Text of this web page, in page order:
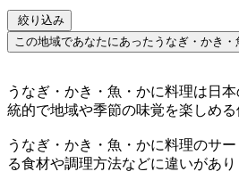
絞り込み
この地域であなたにあったうなぎ・かき
うなぎ・かき・魚・かに料理は日
統的で地域や季節の味覚を楽しめる
うなぎ・かき・魚・かに料理のサ
る食材や調理方法などに違いがあ